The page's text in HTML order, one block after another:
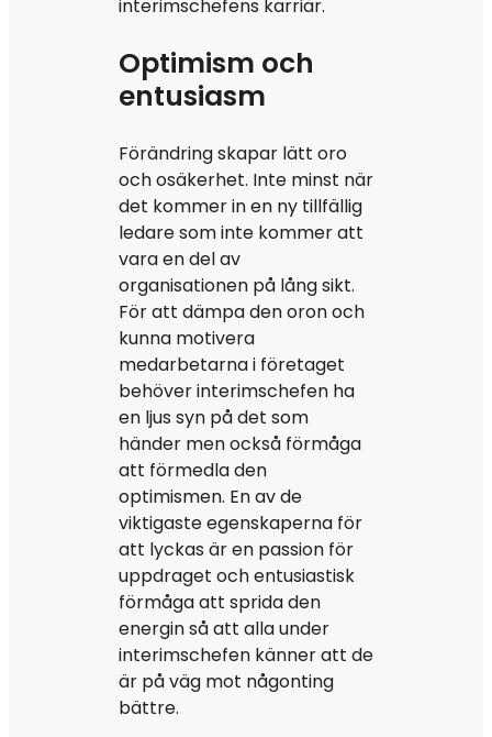
interimschefens karriär.
Optimism och
entusiasm
Förändring skapar lätt oro
och osäkerhet. Inte minst när
det kommer in en ny tillfällig
ledare som inte kommer att
vara en del av
organisationen på lång sikt.
För att dämpa den oron och
kunna motivera
medarbetarna i företaget
behöver interimschefen ha
en ljus syn på det som
händer men också förmåga
att förmedla den
optimismen. En av de
viktigaste egenskaperna för
att lyckas är en passion för
uppdraget och entusiastisk
förmåga att sprida den
energin så att alla under
interimschefen känner att de
är på väg mot någonting
bättre.